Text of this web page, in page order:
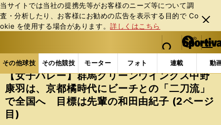
当サイトでは当社の提携先等がお客様のニーズ等について調
査・分析したり、お客様にお勧めの広告を表⽰する⽬的で Co
okie を使⽤する場合があります。詳しくはこちら
閉じ
る
web Sportiva (webスポルティーバ)
検索
マイペ
ー
ジ
メニュ
その他球技 その他競技 モーター フォト 連載 動
ス
ポ
ル
テ
ィ
ー
その他球技の記事一覧 バレー 【女子バレー】群馬
【女子バレー】群馬グリーンウイングス中野
康羽は、京都橘時代にビーチとの「二刀流」
で全国へ 目標は先輩の和田由紀子 (2ページ
目)